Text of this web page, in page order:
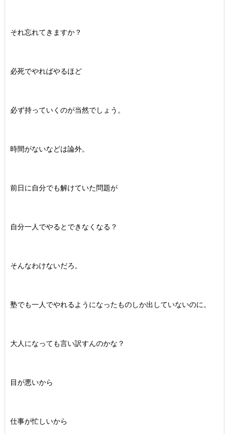
それ忘れてきますか？
必死でやればやるほど
必ず持っていくのが当然でしょう。
時間がないなどは論外。
前日に自分でも解けていた問題が
自分一人でやるとできなくなる？
そんなわけないだろ。
塾でも一人でやれるようになったものしか出していないのに。
大人になっても言い訳すんのかな？
目が悪いから
仕事が忙しいから